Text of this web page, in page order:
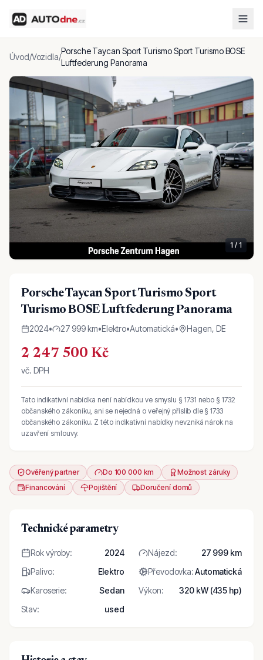
Úvod/Vozidla/
Porsche Taycan Sport Turismo Sport Turismo BOSE
Luftfederung Panorama
1 /1
Porsche Taycan Sport Turismo Sport
Turismo BOSE Luftfederung Panorama
2024• 27 999 km•Elektro•Automatická• Hagen, DE
2 247 500 Kč
vč. DPH
Tato indikativní nabídka není nabídkou ve smyslu § 1731 nebo § 1732
občanského zákoníku, ani se nejedná o veřejný příslib dle § 1733
občanského zákoníku. Z této indikativní nabídky nevzniká nárok na
uzavření smlouvy.
Ověřený partner Do 100 000 km
Možnost záruky
Financování
Pojištění Doručení domů
Technické parametry
Rok výroby: 2024 Nájezd:
27 999 km
Palivo: Elektro Převodovka:Automatická
Karoserie: Sedan Výkon:
320 kW (435 hp)
Stav: used